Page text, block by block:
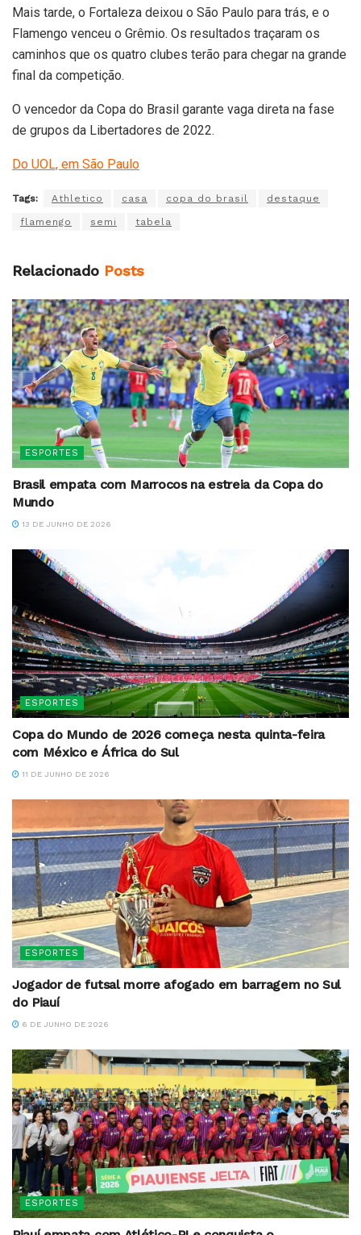
Mais tarde, o Fortaleza deixou o São Paulo para trás, e o
Flamengo venceu o Grêmio. Os resultados traçaram os
caminhos que os quatro clubes terão para chegar na grande
final da competição.
O vencedor da Copa do Brasil garante vaga direta na fase
de grupos da Libertadores de 2022.
Do UOL, em São Paulo
Tags: Athletico casa copa do brasil destaque
flamengo semi tabela
Relacionado Posts
ESPORTES
Brasil empata com Marrocos na estreia da Copa do
Mundo
13 DE JUNHO DE 2026
ESPORTES
Copa do Mundo de 2026 começa nesta quinta-feira
com México e África do Sul
11 DE JUNHO DE 2026
ESPORTES
Jogador de futsal morre afogado em barragem no Sul
do Piauí
6 DE JUNHO DE 2026
ESPORTES